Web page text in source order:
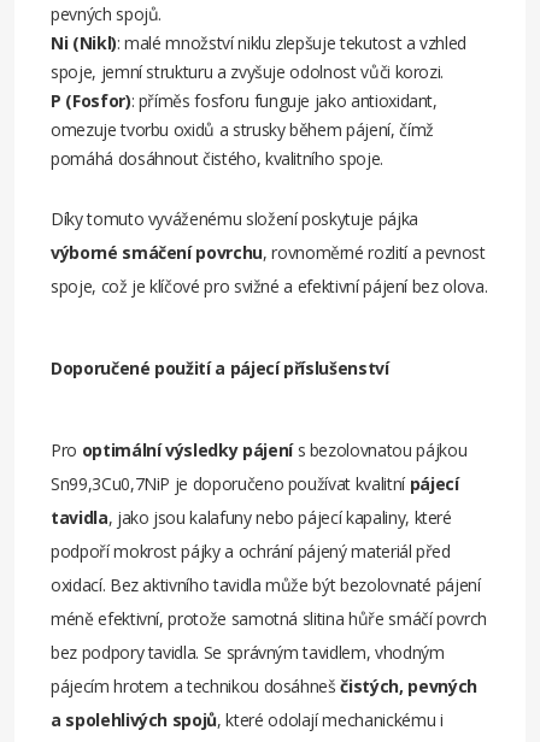
pevných spojů.
Ni (Nikl): malé množství niklu zlepšuje tekutost a vzhled
spoje, jemní strukturu a zvyšuje odolnost vůči korozi.
P (Fosfor): příměs fosforu funguje jako antioxidant,
omezuje tvorbu oxidů a strusky během pájení, čímž
pomáhá dosáhnout čistého, kvalitního spoje.
Díky tomuto vyváženému složení poskytuje pájka
výborné smáčení povrchu, rovnoměrné rozlití a pevnost
spoje, což je klíčové pro svižné a efektivní pájení bez olova.
Doporučené použití a pájecí příslušenství
Pro optimální výsledky pájenís bezolovnatou pájkou
Sn99,3Cu0,7NiP je doporučeno používat kvalitní pájecí
tavidla, jako jsou kalafuny nebo pájecí kapaliny, které
podpoří mokrost pájky a ochrání pájený materiál před
oxidací. Bez aktivního tavidla může být bezolovnaté pájení
méně efektivní, protože samotná slitina hůře smáčí povrch
bez podpory tavidla. Se správným tavidlem, vhodným
pájecím hrotem a technikou dosáhneščistých, pevných
a spolehlivých spojů, které odolají mechanickému i